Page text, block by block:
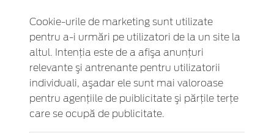
Cookie-urile de marketing sunt utilizate
pentru a-i urmări pe utilizatori de la un site la
altul. Intenţia este de a afişa anunţuri
relevante şi antrenante pentru utilizatorii
individuali, aşadar ele sunt mai valoroase
pentru agenţiile de puiblicitate şi părţile terţe
care se ocupă de publicitate.